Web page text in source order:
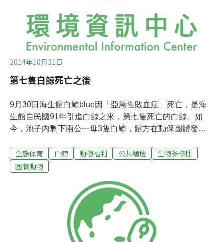
2014年10月31日
第七隻白鯨死亡之後
9月30日海生館白鯨blue因「亞急性敗血症」死亡，是海
生館自民國91年引進白鯨之來，第七隻死亡的白鯨。如
今，池子內剩下兩公一母3隻白鯨，館方在動保團體發緊
質詢並提出5項改善工作之後，才緊急召開這次的「白鯨
圈養現況檢討會議」。會議從錯邀動保團體開始荒謬的是
出的5大訴求中「立即要求海生館、海景公司、動保團
體、專家學者、獸醫及相關單位召開「白鯨圈養環境豐富
化評估檢討改善」會議」的字面解釋，公文受邀參與會議
的單位為：行政院農委會林務局、立法院（林淑芬委
員）、財團法人台北市福智佛教基金會、財團法人慈心有
生態保育 白鯨 動物福利 公共論壇
生物多樣性
圈養動物